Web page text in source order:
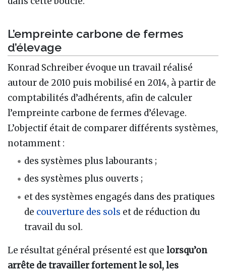
L’empreinte carbone de fermes
d’élevage
Konrad Schreiber évoque un travail réalisé
autour de 2010 puis mobilisé en 2014, à partir de
comptabilités d’adhérents, afin de calculer
l’empreinte carbone de fermes d’élevage.
L’objectif était de comparer différents systèmes,
notamment :
des systèmes plus labourants ;
des systèmes plus ouverts ;
et des systèmes engagés dans des pratiques
de couverture des sols et de réduction du
travail du sol.
Le résultat général présenté est que lorsqu’on
arrête de travailler fortement le sol, les